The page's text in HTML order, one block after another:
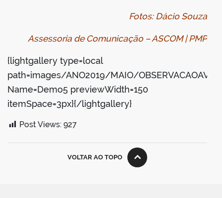
Fotos: Dácio Souza
Assessoria de Comunicação – ASCOM | PMP
{lightgallery type=local
path=images/ANO2019/MAIO/OBSERVACAOAVES
Name=Demo5 previewWidth=150
itemSpace=3px}{/lightgallery}
Post Views: 927
VOLTAR AO TOPO